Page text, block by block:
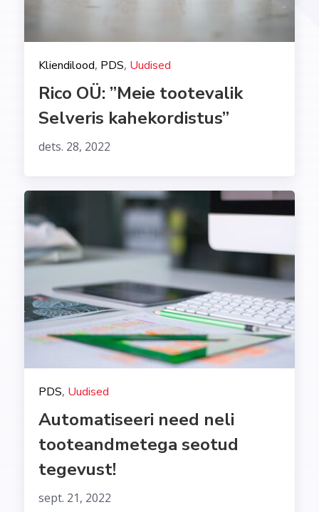
Kliendilood, PDS, Uudised
Rico OÜ: ”Meie tootevalik
Selveris kahekordistus”
dets. 28, 2022
PDS, Uudised
Automatiseeri need neli
tooteandmetega seotud
tegevust!
sept. 21, 2022